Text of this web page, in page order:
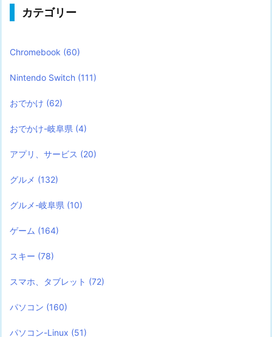
カテゴリー
Chromebook (60)
Nintendo Switch (111)
おでかけ (62)
おでかけ-岐阜県 (4)
アプリ、サービス (20)
グルメ (132)
グルメ-岐阜県 (10)
ゲーム (164)
スキー (78)
スマホ、タブレット (72)
パソコン (160)
パソコン-Linux (51)